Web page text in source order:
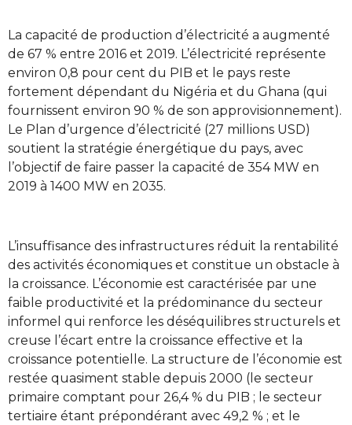
La capacité de production d’électricité a augmenté
de 67 % entre 2016 et 2019. L’électricité représente
environ 0,8 pour cent du PIB et le pays reste
fortement dépendant du Nigéria et du Ghana (qui
fournissent environ 90 % de son approvisionnement).
Le Plan d’urgence d’électricité (27 millions USD)
soutient la stratégie énergétique du pays, avec
l’objectif de faire passer la capacité de 354 MW en
2019 à 1400 MW en 2035.
L’insuffisance des infrastructures réduit la rentabilité
des activités économiques et constitue un obstacle à
la croissance. L’économie est caractérisée par une
faible productivité et la prédominance du secteur
informel qui renforce les déséquilibres structurels et
creuse l’écart entre la croissance effective et la
croissance potentielle. La structure de l’économie est
restée quasiment stable depuis 2000 (le secteur
primaire comptant pour 26,4 % du PIB ; le secteur
tertiaire étant prépondérant avec 49,2 % ; et le